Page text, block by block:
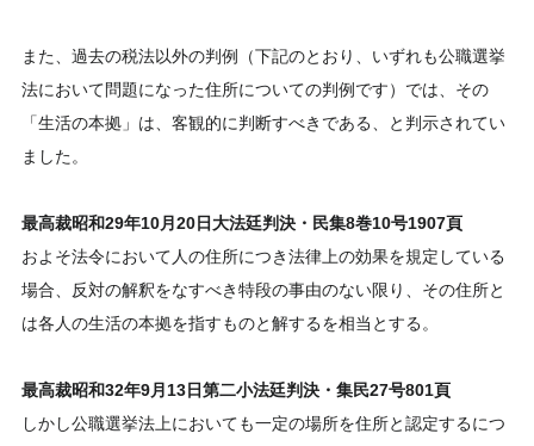
また、過去の税法以外の判例（下記のとおり、いずれも公職選挙
法において問題になった住所についての判例です）では、その
「生活の本拠」は、客観的に判断すべきである、と判示されてい
ました。
最高裁昭和29年10月20日大法廷判決・民集8巻10号1907頁
およそ法令において人の住所につき法律上の効果を規定している
場合、反対の解釈をなすべき特段の事由のない限り、その住所と
は各人の生活の本拠を指すものと解するを相当とする。
最高裁昭和32年9月13日第二小法廷判決・集民27号801頁
しかし公職選挙法上においても一定の場所を住所と認定するにつ